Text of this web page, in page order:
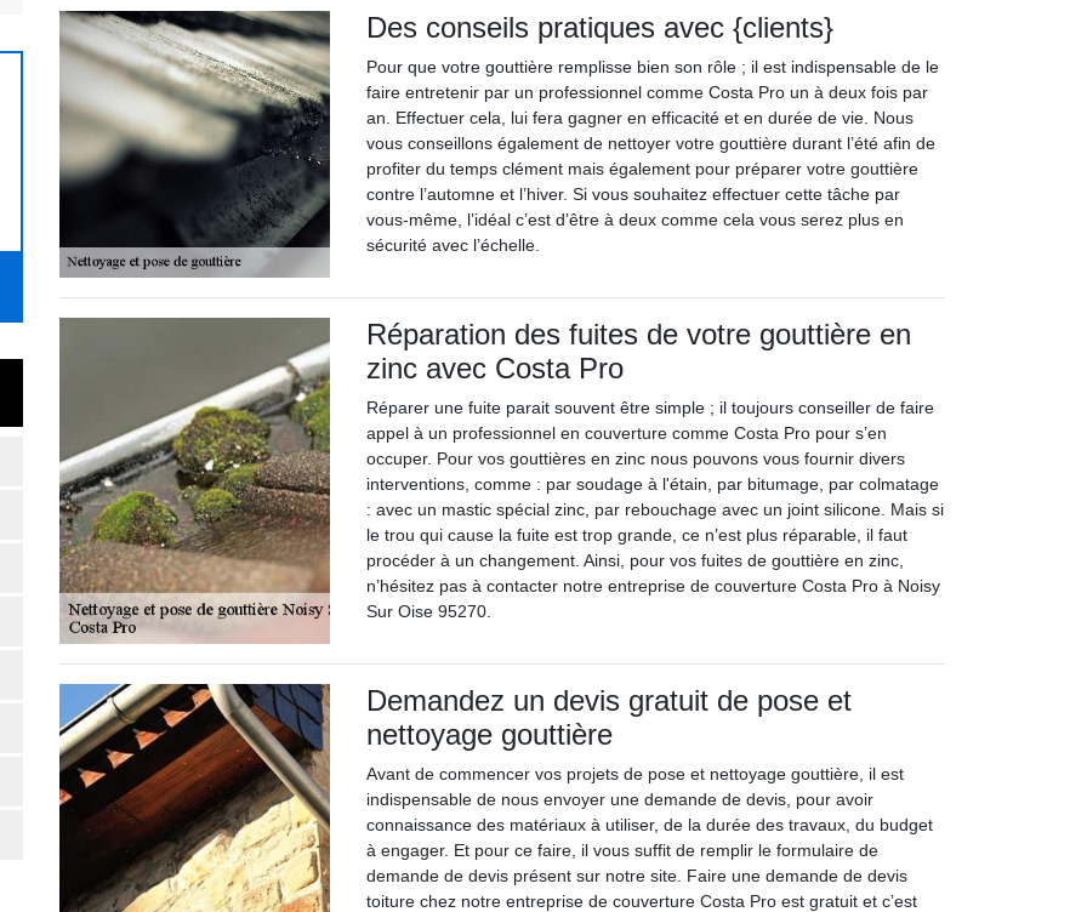
Des conseils pratiques avec {clients}
Pour que votre gouttière remplisse bien son rôle ; il est indispensable de le
faire entretenir par un professionnel comme Costa Pro un à deux fois par
an. Effectuer cela, lui fera gagner en efficacité et en durée de vie. Nous
vous conseillons également de nettoyer votre gouttière durant l’été afin de
profiter du temps clément mais également pour préparer votre gouttière
contre l’automne et l’hiver. Si vous souhaitez effectuer cette tâche par
vous-même, l’idéal c’est d’être à deux comme cela vous serez plus en
sécurité avec l’échelle.
Réparation des fuites de votre gouttière en
zinc avec Costa Pro
Réparer une fuite parait souvent être simple ; il toujours conseiller de faire
appel à un professionnel en couverture comme Costa Pro pour s’en
occuper. Pour vos gouttières en zinc nous pouvons vous fournir divers
interventions, comme : par soudage à l'étain, par bitumage, par colmatage
: avec un mastic spécial zinc, par rebouchage avec un joint silicone. Mais si
le trou qui cause la fuite est trop grande, ce n’est plus réparable, il faut
procéder à un changement. Ainsi, pour vos fuites de gouttière en zinc,
n’hésitez pas à contacter notre entreprise de couverture Costa Pro à Noisy
Sur Oise 95270.
Demandez un devis gratuit de pose et
nettoyage gouttière
Avant de commencer vos projets de pose et nettoyage gouttière, il est
indispensable de nous envoyer une demande de devis, pour avoir
connaissance des matériaux à utiliser, de la durée des travaux, du budget
à engager. Et pour ce faire, il vous suffit de remplir le formulaire de
demande de devis présent sur notre site. Faire une demande de devis
toiture chez notre entreprise de couverture Costa Pro est gratuit et c’est